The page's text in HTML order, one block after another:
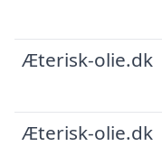
Æterisk-olie.dk
Æterisk-olie.dk